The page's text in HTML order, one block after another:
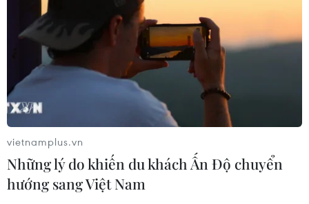
vietnamplus.vn
Những lý do khiến du khách Ấn Độ chuyển
hướng sang Việt Nam